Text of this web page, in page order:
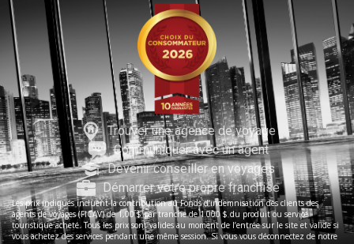
Trouver une agence de voyage
Communiquer avec un agent
Devenir conseiller en voyages
Démarrer votre propre franchise
Les prix indiqués incluent la contribution au Fonds d’indemnisation des clients des
agents de voyages (FICAV) de 1,00 $ par tranche de 1 000 $ du produit ou service
touristique acheté. Tous les prix sont valides au moment de l’entrée sur le site et valide si
vous achetez des services pendant une même session. Si vous vous déconnectez de notre